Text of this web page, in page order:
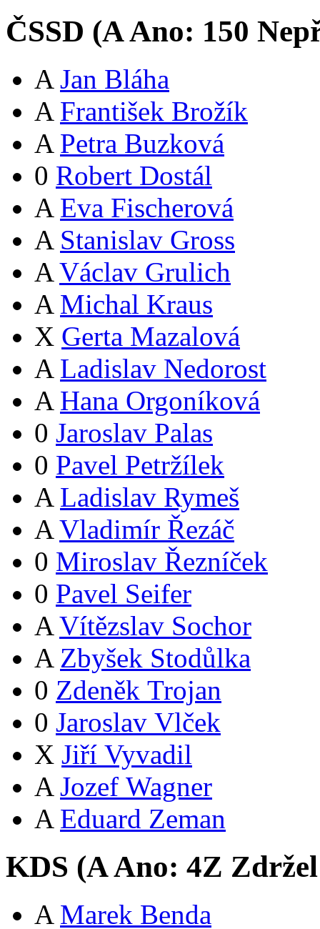
ČSSD (AAno: 150
A Jan Bláha
A František Brožík
A Petra Buzková
0 Robert Dostál
A Eva Fischerová
A Stanislav Gross
A Václav Grulich
A Michal Kraus
X Gerta Mazalová
A Ladislav Nedorost
A Hana Orgoníková
0 Jaroslav Palas
0 Pavel Petržílek
A Ladislav Rymeš
A Vladimír Řezáč
0 Miroslav Řezníček
0 Pavel Seifer
A Vítězslav Sochor
A Zbyšek Stodůlka
0 Zdeněk Trojan
0 Jaroslav Vlček
X Jiří Vyvadil
A Jozef Wagner
A Eduard Zeman
KDS (AAno: 4Z
A Marek Benda